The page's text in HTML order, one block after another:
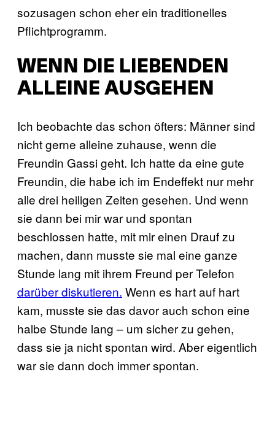
sozusagen schon eher ein traditionelles
Pflichtprogramm.
WENN DIE LIEBENDEN
ALLEINE AUSGEHEN
Ich beobachte das schon öfters: Männer sind
nicht gerne alleine zuhause, wenn die
Freundin Gassi geht. Ich hatte da eine gute
Freundin, die habe ich im Endeffekt nur mehr
alle drei heiligen Zeiten gesehen. Und wenn
sie dann bei mir war und spontan
beschlossen hatte, mit mir einen Drauf zu
machen, dann musste sie mal eine ganze
Stunde lang mit ihrem Freund per Telefon
darüber diskutieren. Wenn es hart auf hart
kam, musste sie das davor auch schon eine
halbe Stunde lang – um sicher zu gehen,
dass sie ja nicht spontan wird. Aber eigentlich
war sie dann doch immer spontan.